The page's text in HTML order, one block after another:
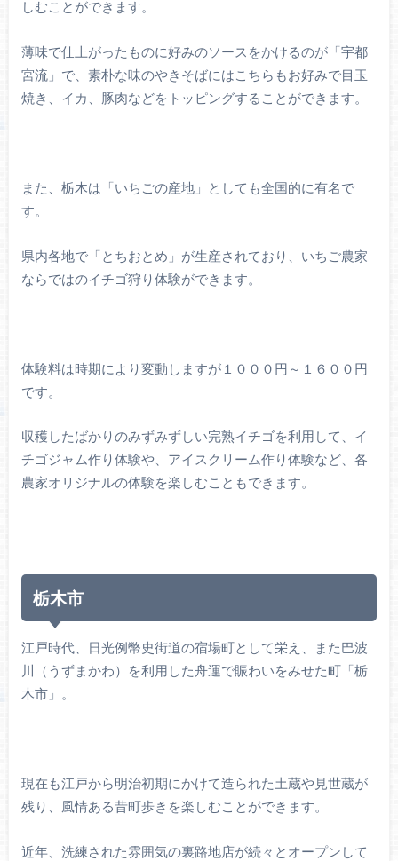
しむことができます。
薄味で仕上がったものに好みのソースをかけるのが「宇都
宮流」で、素朴な味のやきそばにはこちらもお好みで目玉
焼き、イカ、豚肉などをトッピングすることができます。
また、栃木は「いちごの産地」としても全国的に有名で
す。
県内各地で「とちおとめ」が生産されており、いちご農家
ならではのイチゴ狩り体験ができます。
体験料は時期により変動しますが１０００円～１６００円
です。
収穫したばかりのみずみずしい完熟イチゴを利用して、イ
チゴジャム作り体験や、アイスクリーム作り体験など、各
農家オリジナルの体験を楽しむこともできます。
栃木市
江戸時代、日光例幣史街道の宿場町として栄え、また巴波
川（うずまかわ）を利用した舟運で賑わいをみせた町「栃
木市」。
現在も江戸から明治初期にかけて造られた土蔵や見世蔵が
残り、風情ある昔町歩きを楽しむことができます。
近年、洗練された雰囲気の裏路地店が続々とオープンして